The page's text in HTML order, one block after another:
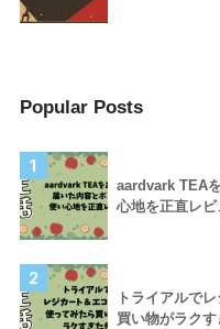
Popular Posts
1
aardvark TEA
心地を正直レビ
2
トライアルで
買い物がラク